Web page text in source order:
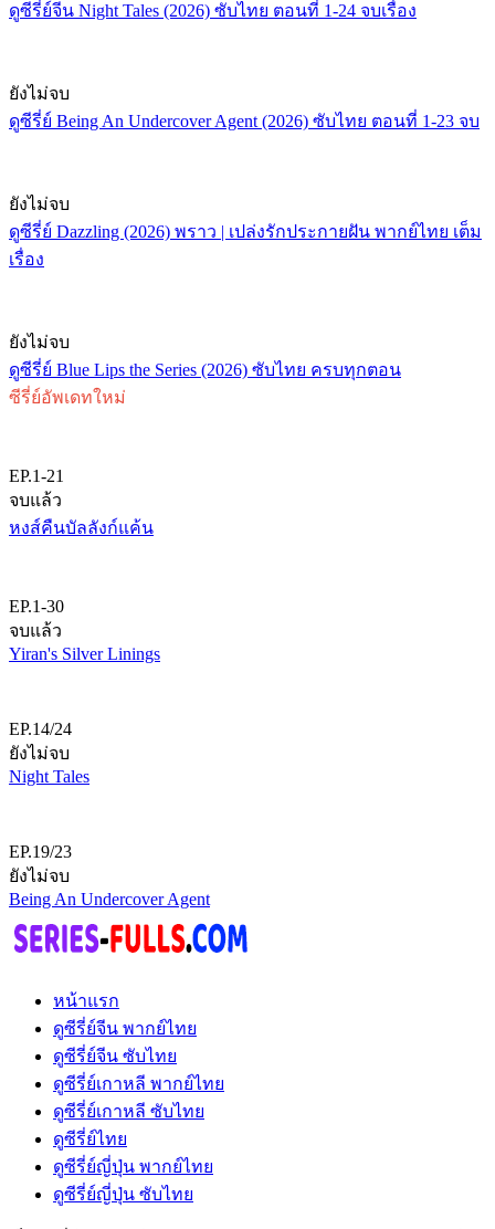
ดูซีรี่ย์จีน Night Tales (2026) ซับไทย ตอนที่ 1-24 จบเรื่อง
ยังไม่จบ
ดูซีรี่ย์ Being An Undercover Agent (2026) ซับไทย ตอนที่ 1-23 จบ
ยังไม่จบ
ดูซีรี่ย์ Dazzling (2026) พราว | เปล่งรักประกายฝัน พากย์ไทย เต็ม
เรื่อง
ยังไม่จบ
ดูซีรี่ย์ Blue Lips the Series (2026) ซับไทย ครบทุกตอน
ซีรี่ย์อัพเดทใหม่
EP.1-21
จบแล้ว
หงส์คืนบัลลังก์แค้น
EP.1-30
จบแล้ว
Yiran's Silver Linings
EP.14/24
ยังไม่จบ
Night Tales
EP.19/23
ยังไม่จบ
Being An Undercover Agent
หน้าแรก
ดูซีรี่ย์จีน พากย์ไทย
ดูซีรี่ย์จีน ซับไทย
ดูซีรี่ย์เกาหลี พากย์ไทย
ดูซีรี่ย์เกาหลี ซับไทย
ดูซีรี่ย์ไทย
ดูซีรี่ย์ญี่ปุ่น พากย์ไทย
ดูซีรี่ย์ญี่ปุ่น ซับไทย